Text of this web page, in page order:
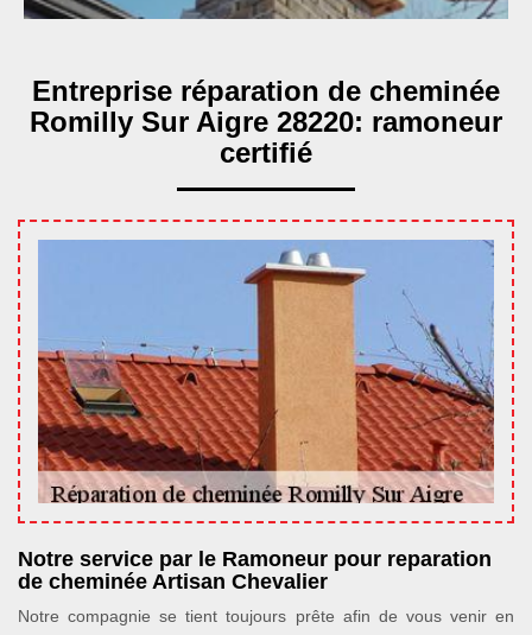
Entreprise réparation de cheminée
Romilly Sur Aigre 28220: ramoneur
certifié
Notre service par le Ramoneur pour reparation
de cheminée Artisan Chevalier
Notre compagnie se tient toujours prête afin de vous venir en